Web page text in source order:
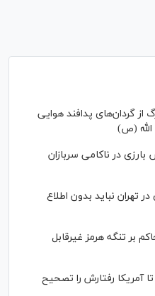
از گردان‌های پدافند هوایی
بارزی در ناکامی سربازان
تهران نباید بدون اطلاع
بر تنگه هرمز غیرقابل
آمریکا رفتارش را تصحیح